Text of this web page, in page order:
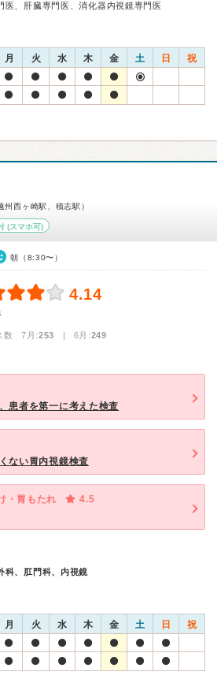
医、肝臓専門医、消化器内視鏡専門医
月 火 水 木 金 土 日 祝
西ヶ崎駅、積志駅）
(スマホ可)
朝（8:30〜）
4.14
数 7月:253 | 6月:249
患者を第一に考えた検査
ない胃内視鏡検査
・胃もたれ
4.5
科、肛門科、内視鏡
月 火 水 木 金 土 日 祝